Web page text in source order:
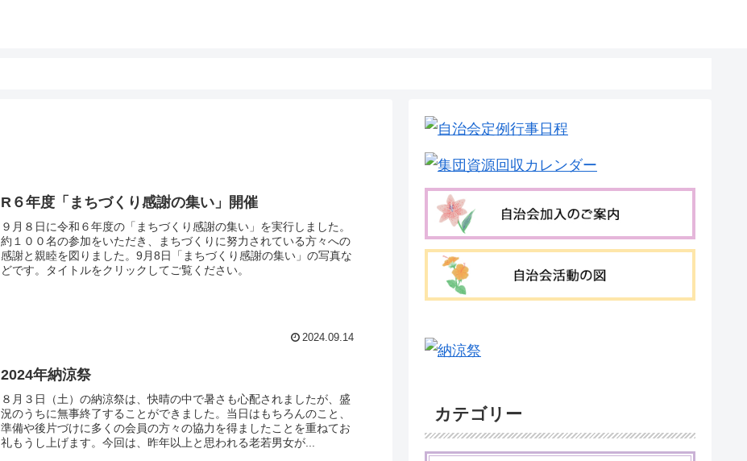
R６年度「まちづくり感謝の集い」開催
９月８日に令和６年度の「まちづくり感謝の集い」を実行しました。
約１００名の参加をいただき、まちづくりに努力されている方々への
感謝と親睦を図りました。9月8日「まちづくり感謝の集い」の写真な
どです。タイトルをクリックしてご覧ください。
2024.09.14
2024年納涼祭
８月３日（土）の納涼祭は、快晴の中で暑さも心配されましたが、盛
況のうちに無事終了することができました。当日はもちろんのこと、
準備や後片づけに多くの会員の方々の協力を得ましたことを重ねてお
礼もうし上げます。今回は、昨年以上と思われる老若男女が...
カテゴリー